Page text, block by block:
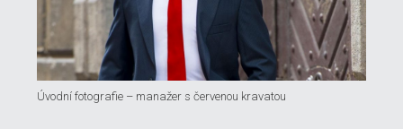
Úvodní fotografie – manažer s červenou kravatou